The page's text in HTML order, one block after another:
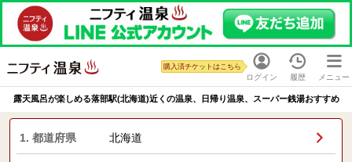
ログイン
購入済チケットはこちら
履歴 メニュー
露天風呂が楽しめる落部駅(北海道)近くの温泉、日帰り温泉、スーパー銭湯おすすめ
1. 都道府県 北海道